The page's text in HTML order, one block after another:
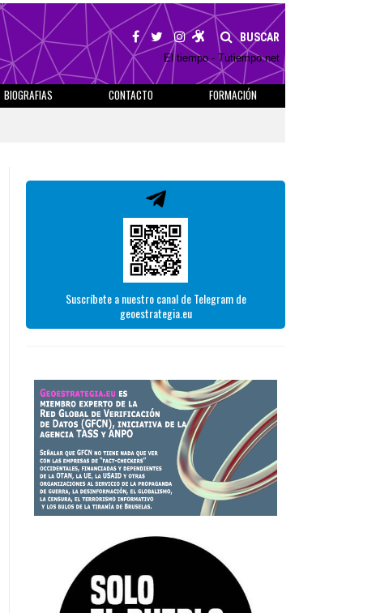
BUSCAR
El tiempo - Tutiempo.net
BIOGRAFIAS CONTACTO
FORMACIÓN
Suscríbete a nuestro canal de Telegram de
geoestrategia.eu